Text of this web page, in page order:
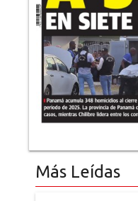
Más Leídas